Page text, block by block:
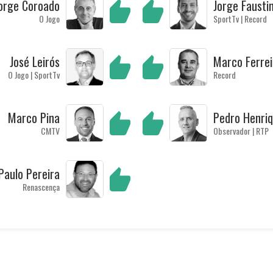
Coroado
O Jogo
Jorge
SportTv | Record
José Leirós
O Jogo | SportTv
Marco
Record
Marco Pina
CMTV
Pedro
Observador | RTP
Pereira
Renascença